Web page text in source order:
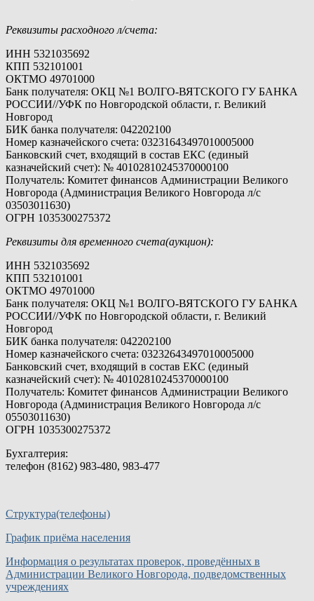
Реквизиты расходного л/счета:
ИНН 5321035692
КПП 532101001
ОКТМО 49701000
Банк получателя: ОКЦ №1 ВОЛГО-ВЯТСКОГО ГУ БАНКА
РОССИИ//УФК по Новгородской области, г. Великий
Новгород
БИК банка получателя: 042202100
Номер казначейского счета: 03231643497010005000
Банковский счет, входящий в состав ЕКС (единый
казначейский счет): № 40102810245370000100
Получатель: Комитет финансов Администрации Великого
Новгорода (Администрация Великого Новгорода л/c
03503011630)
ОГРН 1035300275372
Реквизиты для временного счета(аукцион):
ИНН 5321035692
КПП 532101001
ОКТМО 49701000
Банк получателя: ОКЦ №1 ВОЛГО-ВЯТСКОГО ГУ БАНКА
РОССИИ//УФК по Новгородской области, г. Великий
Новгород
БИК банка получателя: 042202100
Номер казначейского счета: 03232643497010005000
Банковский счет, входящий в состав ЕКС (единый
казначейский счет): № 40102810245370000100
Получатель: Комитет финансов Администрации Великого
Новгорода (Администрация Великого Новгорода л/c
05503011630)
ОГРН 1035300275372
Бухгалтерия:
телефон (8162) 983-480, 983-477
Структура(телефоны)
График приёма населения
Информация о результатах проверок, проведённых в
Администрации Великого Новгорода, подведомственных
учреждениях